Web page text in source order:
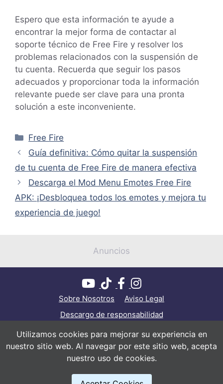
Espero que esta información te ayude a
encontrar la mejor forma de contactar al
soporte técnico de Free Fire y resolver los
problemas relacionados con la suspensión de
tu cuenta. Recuerda que seguir los pasos
adecuados y proporcionar toda la información
relevante puede ser clave para una pronta
solución a este inconveniente.
Categorías
Free Fire
Guía definitiva: Cómo quitar la suspensión
de tu cuenta de Free Fire de manera efectiva
Descarga el Mod Menu Emotes Free Fire
APK: ¡Desbloquea todos los emotes y mejora tu
experiencia de juego!
Anuncios
Sobre Nosotros
Aviso Legal
Descargo de responsabilidad
Política de privacidad
Política de cookies
Contacto
Utilizamos cookies para mejorar su experiencia en
nuestro sitio web. Al navegar por este sitio web, acepta
nuestro uso de cookies.